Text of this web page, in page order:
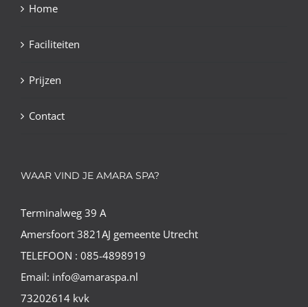
Home
Faciliteiten
Prijzen
Contact
WAAR VIND JE AMARA SPA?
Terminalweg 39 A
Amersfoort 3821AJ gemeente Utrecht
TELEFOON : 085-4898919
Email: info@amaraspa.nl
73202614 kvk